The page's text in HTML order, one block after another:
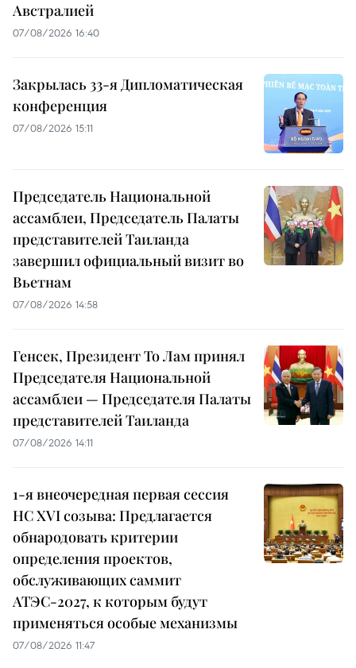
Австралией
07/08/2026 16:40
Закрылась 33-я Дипломатическая
конференция
07/08/2026 15:11
Председатель Национальной
ассамблеи, Председатель Палаты
представителей Таиланда
завершил официальный визит во
Вьетнам
07/08/2026 14:58
Генсек, Президент То Лам принял
Председателя Национальной
ассамблеи — Председателя Палаты
представителей Таиланда
07/08/2026 14:11
1-я внеочередная первая сессия
НС XVI созыва: Предлагается
обнародовать критерии
определения проектов,
обслуживающих саммит
АТЭС-2027, к которым будут
применяться особые механизмы
07/08/2026 11:47